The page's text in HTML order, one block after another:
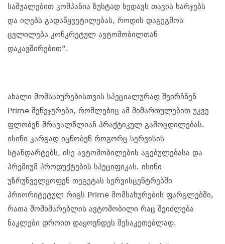
საშუალებით კომპანია ზუსტად ხედავს თავის ხარჯებს
და იღებს გადაწყვეტილებას, როდის დაგეგმოს
ცვლილება კონკრეტულ ავტომობილთან
დაკავშირებით“.
ახალი მომსახურებისთვის სპეციალურად შეირჩნენ
Prime მენეჯერები, რომლებიც ამ მიმართულებით უკვე
ფლობენ მრავალწლიან პრაქტიკულ გამოცდილებას.
ისინი კარგად იცნობენ როგორც სერვისის
სტანდარტებს, ისე ავტომობილების აგებულებასა და
პრემიუმ პროდუქტების სპეციფიკას. ისინი
უზრუნველყოფენ თეგეტას სერვისცენტრებში
პრიორიტეტულ რიგს Prime მომსახურების ფარგლებში,
რათა მომხმარებლის ავტომობილი რაც შეიძლება
ნაკლები დროით დაყოვნდეს შესაკეთებლად.